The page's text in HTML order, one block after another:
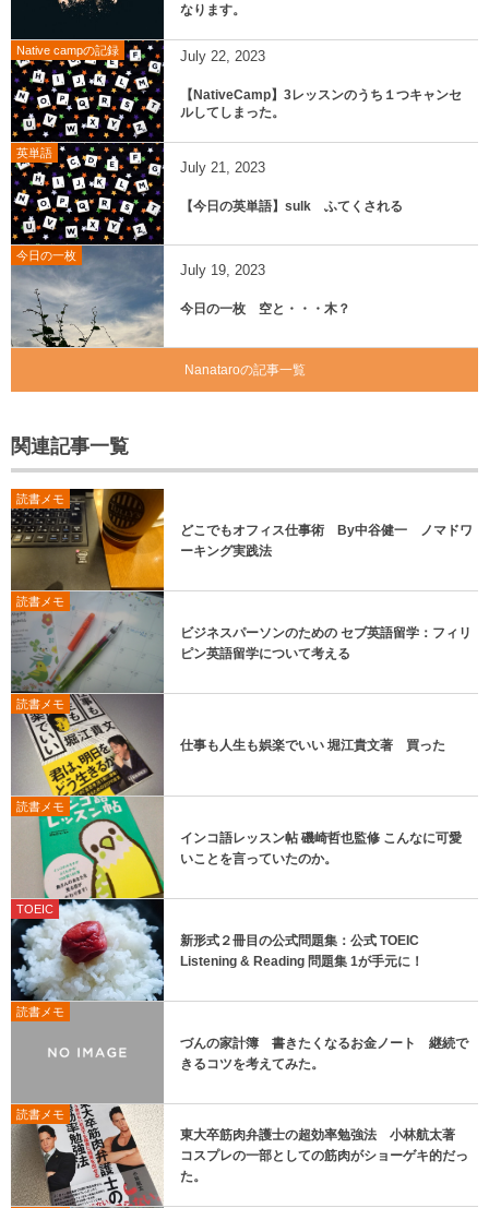
なります。
Native campの記録 July 22, 2023
【NativeCamp】3レッスンのうち１つキャンセ
ルしてしまった。
英単語
July 21, 2023
【今日の英単語】sulk ふてくされる
今日の一枚
July 19, 2023
今日の一枚 空と・・・木？
Nanataroの記事一覧
関連記事一覧
読書メモ
どこでもオフィス仕事術 By中谷健一 ノマドワ
ーキング実践法
読書メモ
ビジネスパーソンのための セブ英語留学：フィリ
ピン英語留学について考える
読書メモ
仕事も人生も娯楽でいい 堀江貴文著 買った
読書メモ
インコ語レッスン帖 磯崎哲也監修 こんなに可愛
いことを言っていたのか。
TOEIC
新形式２冊目の公式問題集：公式 TOEIC
Listening & Reading 問題集 1が手元に！
読書メモ
づんの家計簿 書きたくなるお金ノート 継続で
きるコツを考えてみた。
読書メモ
東大卒筋肉弁護士の超効率勉強法 小林航太著
コスプレの一部としての筋肉がショーゲキ的だっ
た。